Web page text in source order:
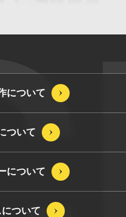
について
ついて
について
ついて